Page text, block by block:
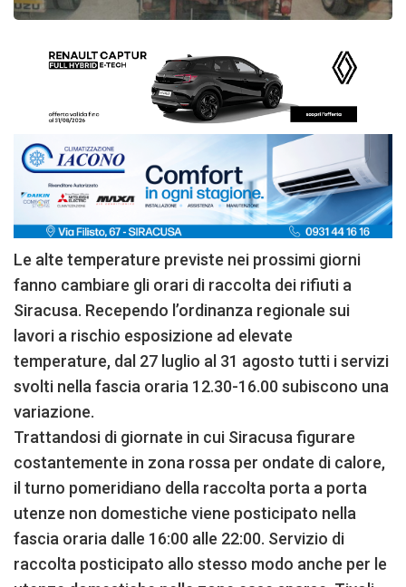
Le alte temperature previste nei prossimi giorni
fanno cambiare gli orari di raccolta dei rifiuti a
Siracusa. Recependo l’ordinanza regionale sui
lavori a rischio esposizione ad elevate
temperature, dal 27 luglio al 31 agosto tutti i servizi
svolti nella fascia oraria 12.30-16.00 subiscono una
variazione.
Trattandosi di giornate in cui Siracusa figurare
costantemente in zona rossa per ondate di calore,
il turno pomeridiano della raccolta porta a porta
utenze non domestiche viene posticipato nella
fascia oraria dalle 16:00 alle 22:00. Servizio di
raccolta posticipato allo stesso modo anche per le